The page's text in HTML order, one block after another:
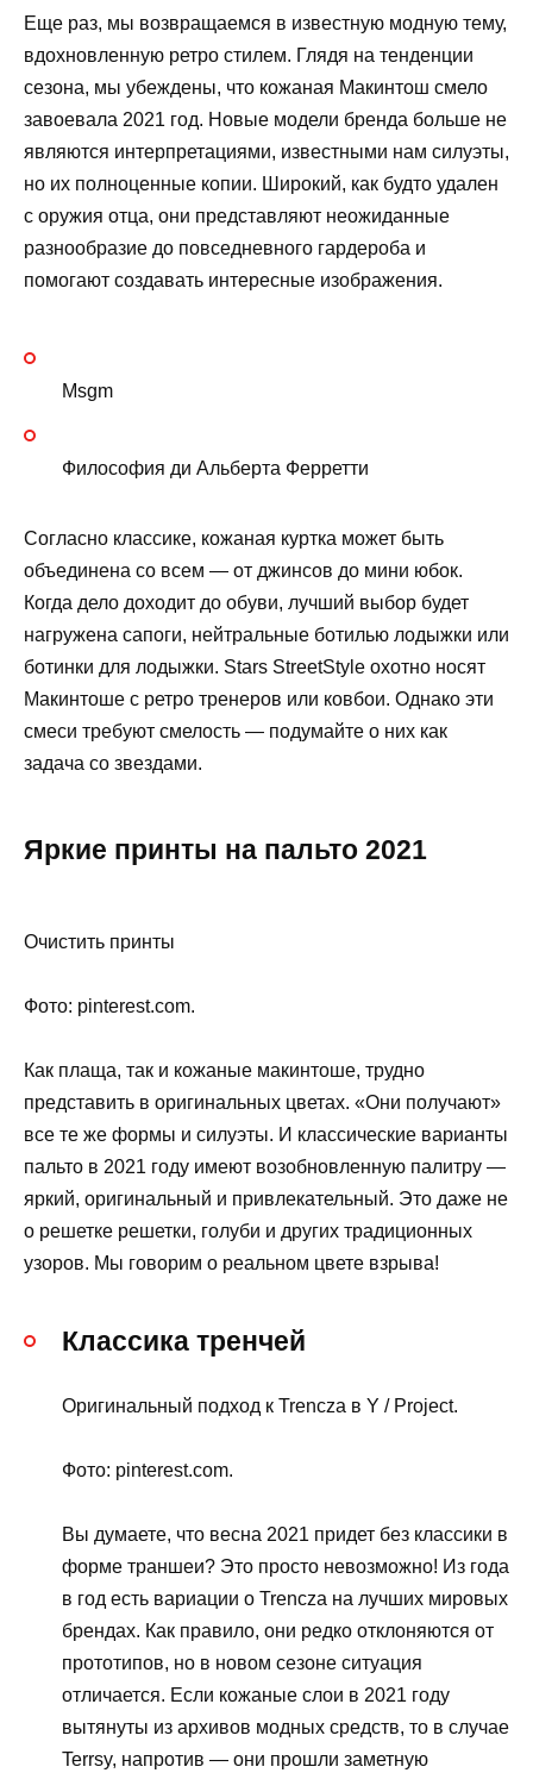
Еще раз, мы возвращаемся в известную модную тему,
вдохновленную ретро стилем. Глядя на тенденции
сезона, мы убеждены, что кожаная Макинтош смело
завоевала 2021 год. Новые модели бренда больше не
являются интерпретациями, известными нам силуэты,
но их полноценные копии. Широкий, как будто удален
с оружия отца, они представляют неожиданные
разнообразие до повседневного гардероба и
помогают создавать интересные изображения.
Msgm
Философия ди Альберта Ферретти
Согласно классике, кожаная куртка может быть
объединена со всем — от джинсов до мини юбок.
Когда дело доходит до обуви, лучший выбор будет
нагружена сапоги, нейтральные ботилью лодыжки или
ботинки для лодыжки. Stars StreetStyle охотно носят
Макинтоше с ретро тренеров или ковбои. Однако эти
смеси требуют смелость — подумайте о них как
задача со звездами.
Яркие принты на пальто 2021
Очистить принты
Фото: pinterest.com.
Как плаща, так и кожаные макинтоше, трудно
представить в оригинальных цветах. «Они получают»
все те же формы и силуэты. И классические варианты
пальто в 2021 году имеют возобновленную палитру —
яркий, оригинальный и привлекательный. Это даже не
о решетке решетки, голуби и других традиционных
узоров. Мы говорим о реальном цвете взрыва!
Классика тренчей
Оригинальный подход к Trencza в Y / Project.
Фото: pinterest.com.
Вы думаете, что весна 2021 придет без классики в
форме траншеи? Это просто невозможно! Из года
в год есть вариации о Trencza на лучших мировых
брендах. Как правило, они редко отклоняются от
прототипов, но в новом сезоне ситуация
отличается. Если кожаные слои в 2021 году
вытянуты из архивов модных средств, то в случае
Terrsy, напротив — они прошли заметную